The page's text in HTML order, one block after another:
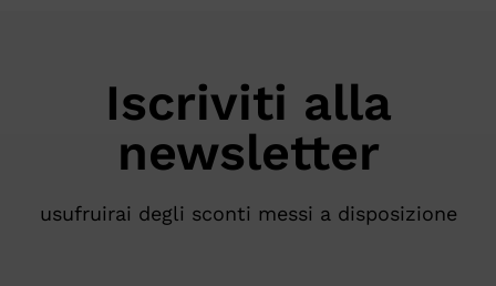
Iscriviti alla
newsletter
usufruirai degli sconti messi a disposizione